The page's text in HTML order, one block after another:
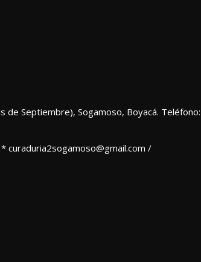
de Septiembre), Sogamoso, Boyacá.
curaduria2sogamoso@gmail.com /